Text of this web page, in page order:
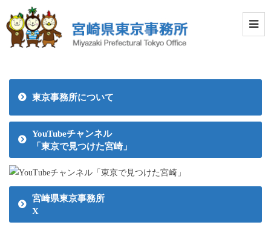
東京事務所について
YouTubeチャンネル
「東京で見つけた宮崎」
宮崎県東京事務所
X